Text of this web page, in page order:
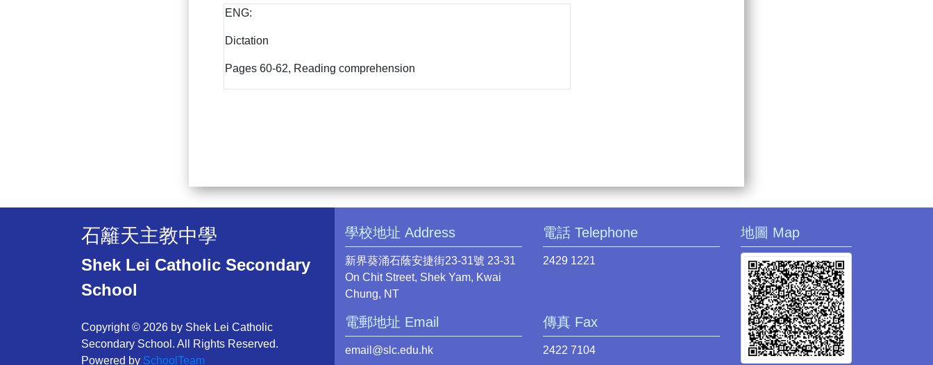
ENG:
Dictation
Pages 60-62, Reading comprehension
石籬天主教中學
Shek Lei Catholic Secondary
School
Copyright © 2026 by Shek Lei Catholic
Secondary School. All Rights Reserved.
Powered by SchoolTeam
學校地址 Address
新界葵涌石蔭安捷街23-31號 23-31
On Chit Street, Shek Yam, Kwai
Chung, NT
電話 Telephone
2429 1221
電郵地址 Email
email@slc.edu.hk
傳真 Fax
2422 7104
地圖 Map